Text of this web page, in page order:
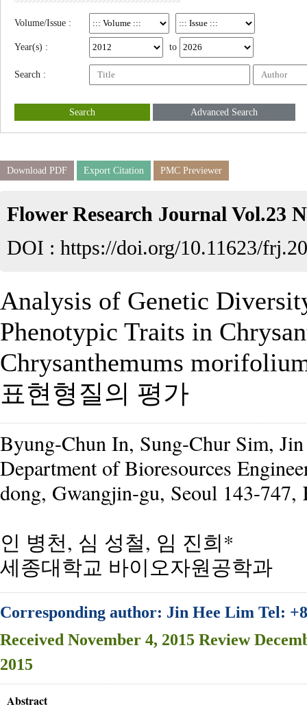
Volume/Issue :
Year(s) : to
Search :
Search Advanced Search
Download PDF Export Citation PMC Previewer
Flower Research Journal Vol.23
DOI : https://doi.org/10.11623/
Analysis of Genetic
Phenotypic Traits in
Chrysanthemums
표현형질의 평가
Byung-Chun In, Sung-Chur Sim,
Department of Bioresources
dong, Gwangjin-gu, Seoul 143-747,
인 병천, 심 성철, 임 진희*
세종대학교 바이오자원공학과
Corresponding author: Jin Hee Lim Tel:
Received November 4, 2015 Review
2015
Abstract